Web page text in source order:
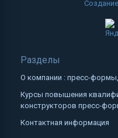
Разделы
О компании : пресс-
Курсы повышения
конструкторов пресс-
Контактная информация